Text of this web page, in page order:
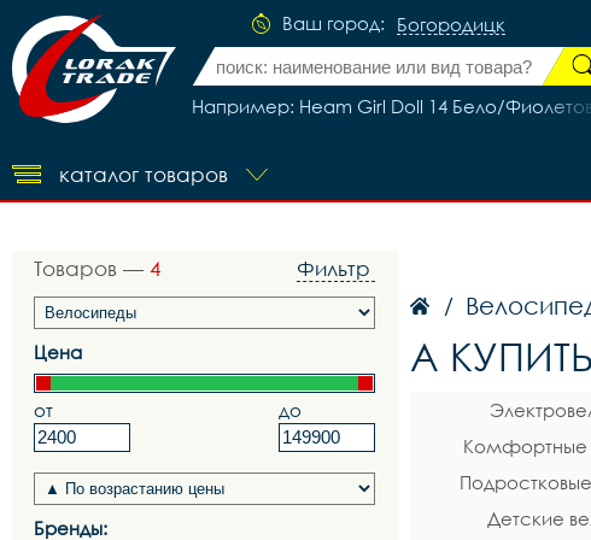
Ваш город: Богородицк
Например: Heam Girl Doll 14 Бело/
каталог товаров
Товаров — 4 Фильтр
Цена
от до
Бренды:
/
A
Комфортные
Детские